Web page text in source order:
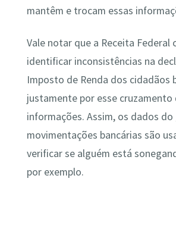
mantêm e trocam essas
Vale notar que a Receita Federal
identificar inconsistências na
Imposto de Renda dos cidadãos
justamente por esse cruzamento
informações. Assim, os dados
movimentações bancárias são
verificar se alguém está
por exemplo.